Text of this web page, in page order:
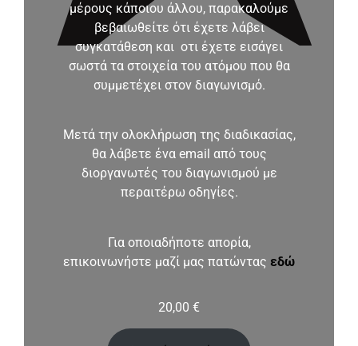
μέρους κάποιου άλλου, παρακαλούμε
βεβαιωθείτε ότι έχετε λάβει
συγκατάθεση και οτι έχετε εισάγει
σωστά τα στοιχεία του ατόμου που θα
συμμετέχει στον διαγωνισμό.
Μετά την ολοκλήρωση της διαδικασίας,
θα λάβετε ένα email από τους
διοργανωτές του διαγωνισμού με
περαιτέρω οδηγίες.
Για οποιαδήποτε απορία,
επικοινωνήστε μαζί μας πατώντας εδώ
20,00 €